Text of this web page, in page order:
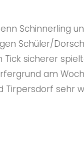
Schinnerling
Schüler/
sicherer
am
Tirpersdorf sehr